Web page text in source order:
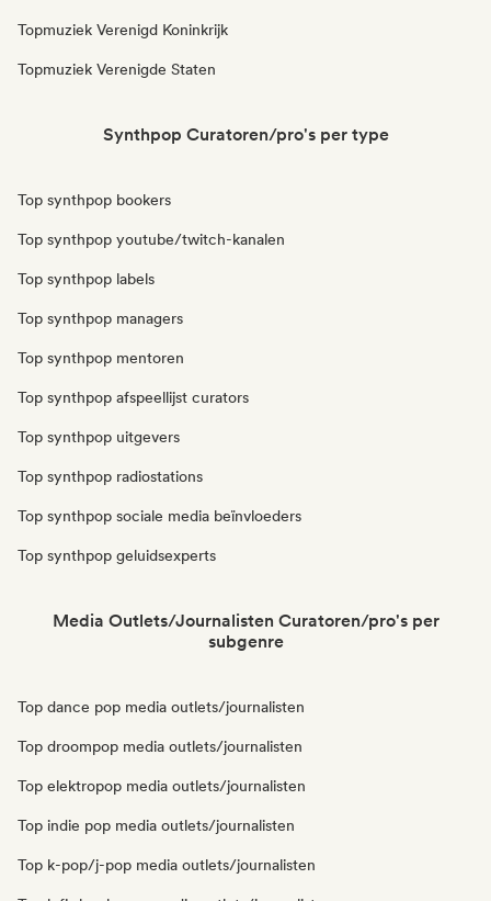
Topmuziek Verenigd Koninkrijk
Topmuziek Verenigde Staten
Synthpop Curatoren/pro's per type
Top synthpop bookers
Top synthpop youtube/twitch-kanalen
Top synthpop labels
Top synthpop managers
Top synthpop mentoren
Top synthpop afspeellijst curators
Top synthpop uitgevers
Top synthpop radiostations
Top synthpop sociale media beïnvloeders
Top synthpop geluidsexperts
Media Outlets/Journalisten Curatoren/pro's per
subgenre
Top dance pop media outlets/journalisten
Top droompop media outlets/journalisten
Top elektropop media outlets/journalisten
Top indie pop media outlets/journalisten
Top k-pop/j-pop media outlets/journalisten